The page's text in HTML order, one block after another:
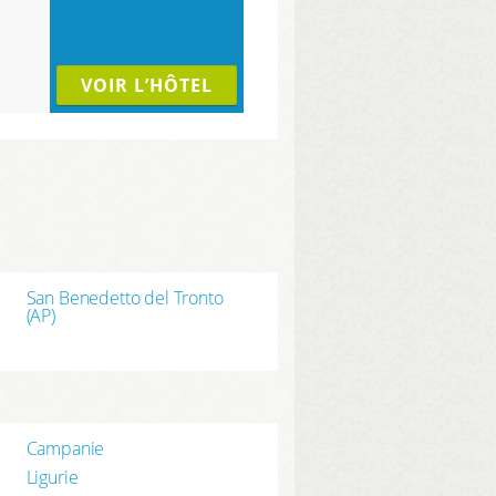
VOIR L’HÔTEL
San Benedetto del Tronto
(AP)
Campanie
Ligurie